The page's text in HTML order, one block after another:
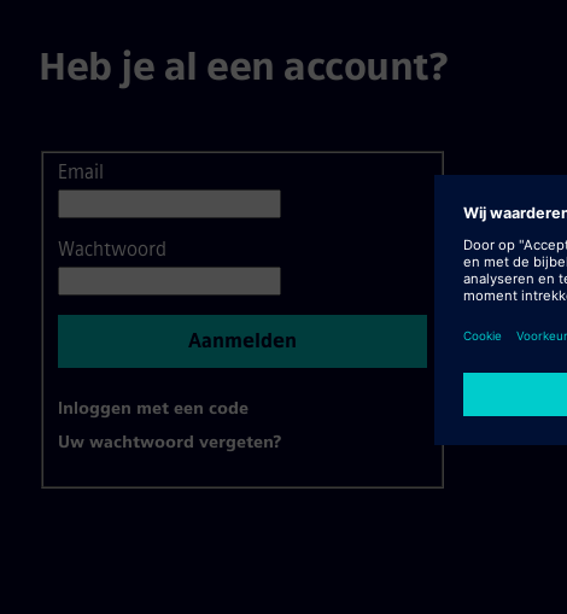
Heb je al een account?
Aanmelden
Email
Wachtwoord
Aanmelden
Inloggen met een code
Uw wachtwoord vergeten?